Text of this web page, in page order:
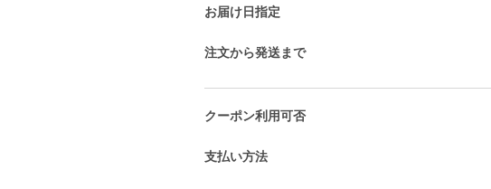
お届け日指定
注文から発送まで
クーポン利用可否
支払い方法